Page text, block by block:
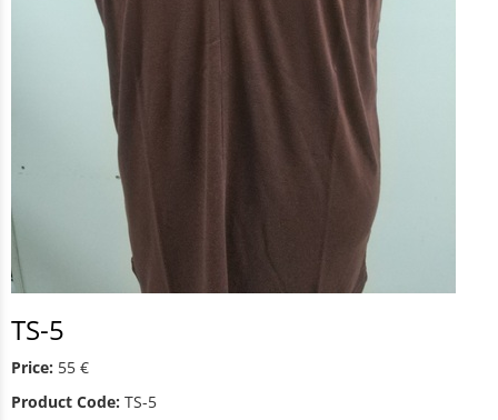
TS-5
Price: 55 €
Product Code: TS-5